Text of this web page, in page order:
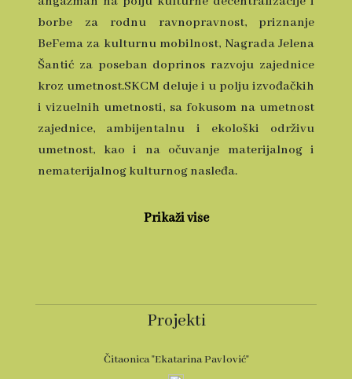
borbe za rodnu ravnopravnost, priznanje
BeFema za kulturnu mobilnost, Nagrada Jelena
Šantić za poseban doprinos razvoju zajednice
kroz umetnost.SKCM deluje i u polju izvođačkih
i vizuelnih umetnosti, sa fokusom na umetnost
zajednice, ambijentalnu i ekološki održivu
umetnost, kao i na očuvanje materijalnog i
nematerijalnog kulturnog nasleđa.
Prikaži više
Projekti
Čitaonica "Ekatarina Pavlović"